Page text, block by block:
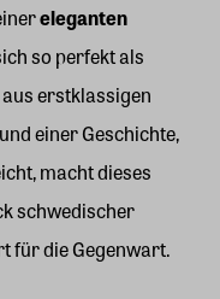
eleganten
so perfekt als
erstklassigen
einer Geschichte,
macht dieses
schwedischer
für die Gegenwart.